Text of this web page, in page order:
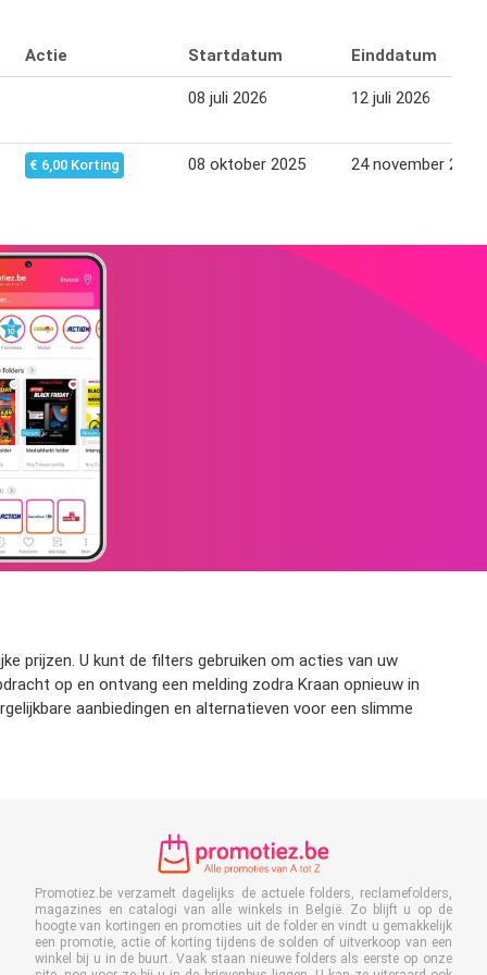
Actie Startdatum Einddatum
08 juli 2026 12 juli 2026
€ 6,00 Korting 08 oktober 2025 24 november 2025
prijzen. U kunt de filters gebruiken om acties van uw
op en ontvang een melding zodra Kraan opnieuw in
aanbiedingen en alternatieven voor een slimme
Promotiez.be verzamelt dagelijks de actuele folders, reclamefolders,
magazines en catalogi van alle winkels in België. Zo blijft u op de
hoogte van kortingen en promoties uit de folder en vindt u gemakkelijk
een promotie, actie of korting tijdens de solden of uitverkoop van een
winkel bij u in de buurt. Vaak staan nieuwe folders als eerste op onze